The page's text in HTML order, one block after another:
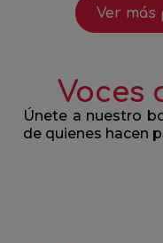
Ver más
Voces
Únete a nuestro
de quienes hacen